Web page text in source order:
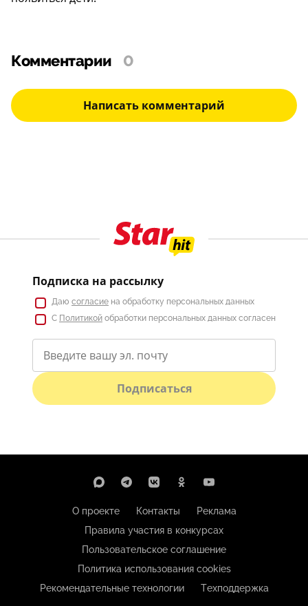
Комментарии 0
Написать комментарий
Подписка на рассылку
Даю согласие на обработку персональных данных
С Политикой обработки персональных данных согласен
Подписаться
О проекте Контакты
Реклама
Правила участия в конкурсах
Пользовательское соглашение
Политика использования cookies
Рекомендательные технологии
Техподдержка